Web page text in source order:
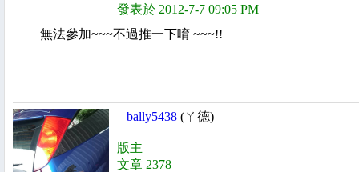
發表於 2012-7-7 09:05 PM
無法參加~~~不過推一下唷 ~~~!!
bally5438 (ㄚ德)
版主
文章 2378